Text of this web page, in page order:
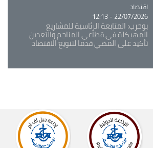
Catégorie
اقتصاد
22/07/2026 - 12:13
بوحرب: المتابعة الرئاسية للمشاريع
المهيكلة في قطاعي المناجم والتعدين
تأكيد على المضي قدما لتنويع الاقتصاد